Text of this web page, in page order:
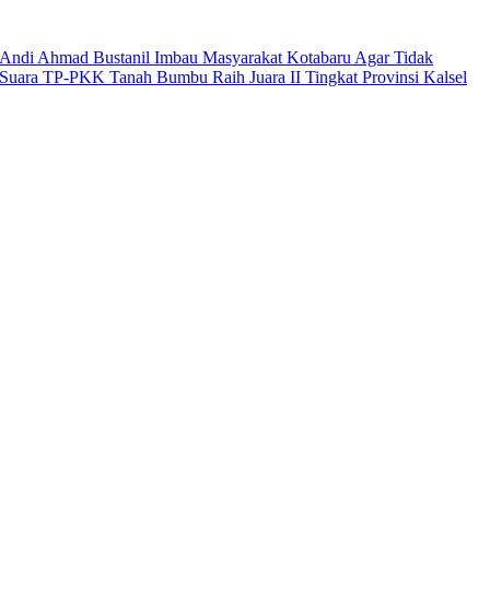
Ahmad Bustanil Imbau Masyarakat Kotabaru Agar Tidak
TP-PKK Tanah Bumbu Raih Juara II Tingkat Provinsi Kalsel